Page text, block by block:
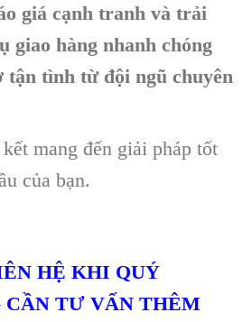
giá cạnh tranh và trải
giao hàng nhanh chóng
tận tình từ đội ngũ chuyên
mang đến giải pháp tốt
của bạn.
HỆ KHI QUÝ
CẦN TƯ VẤN THÊM